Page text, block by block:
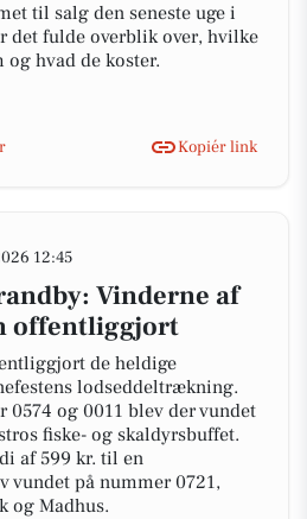
til salg den seneste uge i
det fulde overblik over, hvilke
hvad de koster.
Kopiér link
12:45
Vinderne af
offentliggjort
de heldige
lodseddeltrækning.
0574 og 0011 blev der vundet
fiske- og skaldyrsbuffet.
af 599 kr. til en
vundet på nummer 0721,
og Madhus.